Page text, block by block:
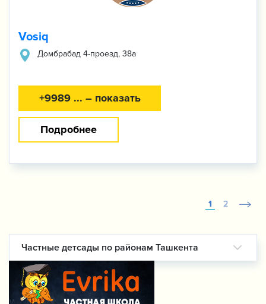
Vosiq
Домбрабад 4-проезд, 38а
+9989 ... – показать
Подробнее
1 2
Частные детсады по районам Ташкента